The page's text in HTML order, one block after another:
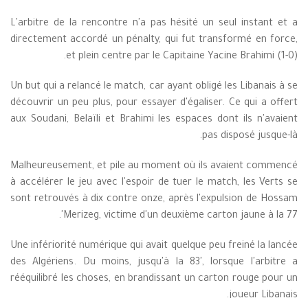
L'arbitre de la rencontre n'a pas hésité un seul instant et a
directement accordé un pénalty, qui fut transformé en force,
et plein centre par le Capitaine Yacine Brahimi (1-0).
Un but qui a relancé le match, car ayant obligé les Libanais à se
découvrir un peu plus, pour essayer d'égaliser. Ce qui a offert
aux Soudani, Belaïli et Brahimi les espaces dont ils n'avaient
pas disposé jusque-là.
Malheureusement, et pile au moment où ils avaient commencé
à accélérer le jeu avec l'espoir de tuer le match, les Verts se
sont retrouvés à dix contre onze, après l'expulsion de Hossam
Merizeg, victime d'un deuxième carton jaune à la 77'.
Une infériorité numérique qui avait quelque peu freiné la lancée
des Algériens. Du moins, jusqu'à la 83', lorsque l'arbitre a
rééquilibré les choses, en brandissant un carton rouge pour un
joueur Libanais.